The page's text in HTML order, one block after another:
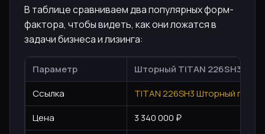
В таблице сравниваем два популярных форм-
фактора, чтобы видеть, как они ложатся в
задачи бизнеса и лизинга:
Параметр
Шторный TITAN 226SH3
Ссылка
TITAN 226SH3 Шторный
Цена
3 340 000 ₽